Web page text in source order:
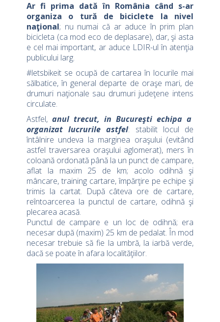
Ar fi prima dată în România când s-ar
organiza o tură de biciclete la nivel
naţional; nu numai că ar aduce în prim plan
bicicleta (ca mod eco de deplasare), dar, şi asta
e cel mai important, ar aduce LDIR-ul în atenţia
publicului larg.
#letsbikeit se ocupă de cartarea în locurile mai
sălbatice, în general departe de oraşe mari, de
drumuri naţionale sau drumuri judeţene intens
circulate.
Astfel, anul trecut, in Bucureşti echipa a
organizat lucrurile astfel: stabilit locul de
întâlnire undeva la marginea oraşului (evitând
astfel traversarea oraşului aglomerat), mers în
coloană ordonată până la un punct de campare,
aflat la maxim 25 de km; acolo odihnă şi
mâncare, training cartare, împărţire pe echipe şi
trimis la cartat. După câteva ore de cartare,
reîntoarcerea la punctul de cartare, odihnă şi
plecarea acasă.
Punctul de campare e un loc de odihnă; era
necesar după (maxim) 25 km de pedalat. În mod
necesar trebuie să fie la umbră, la iarbă verde,
dacă se poate în afara localităţiilor.